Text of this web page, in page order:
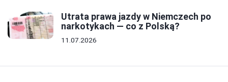
Utrata prawa jazdy w Niemczech po
narkotykach — co z Polską?
11.07.2026